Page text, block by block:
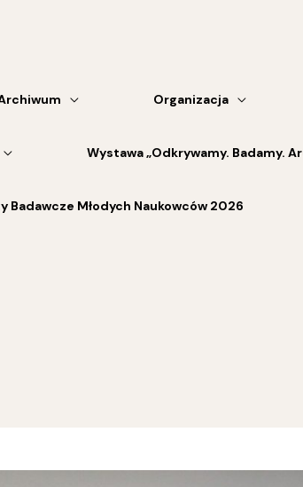
Organizacja
Wystawa „Odkrywamy. Badamy.
Badawcze Młodych Naukowców 2026